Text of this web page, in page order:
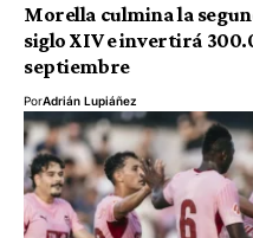
Morella culmina la
siglo XIV e invertirá
septiembre
PorAdrián Lupiáñez